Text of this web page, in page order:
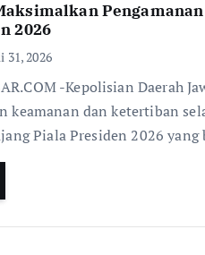
2026
31, 2026
-Kepolisian Daerah
keamanan dan ketertiban
Piala Presiden 2026